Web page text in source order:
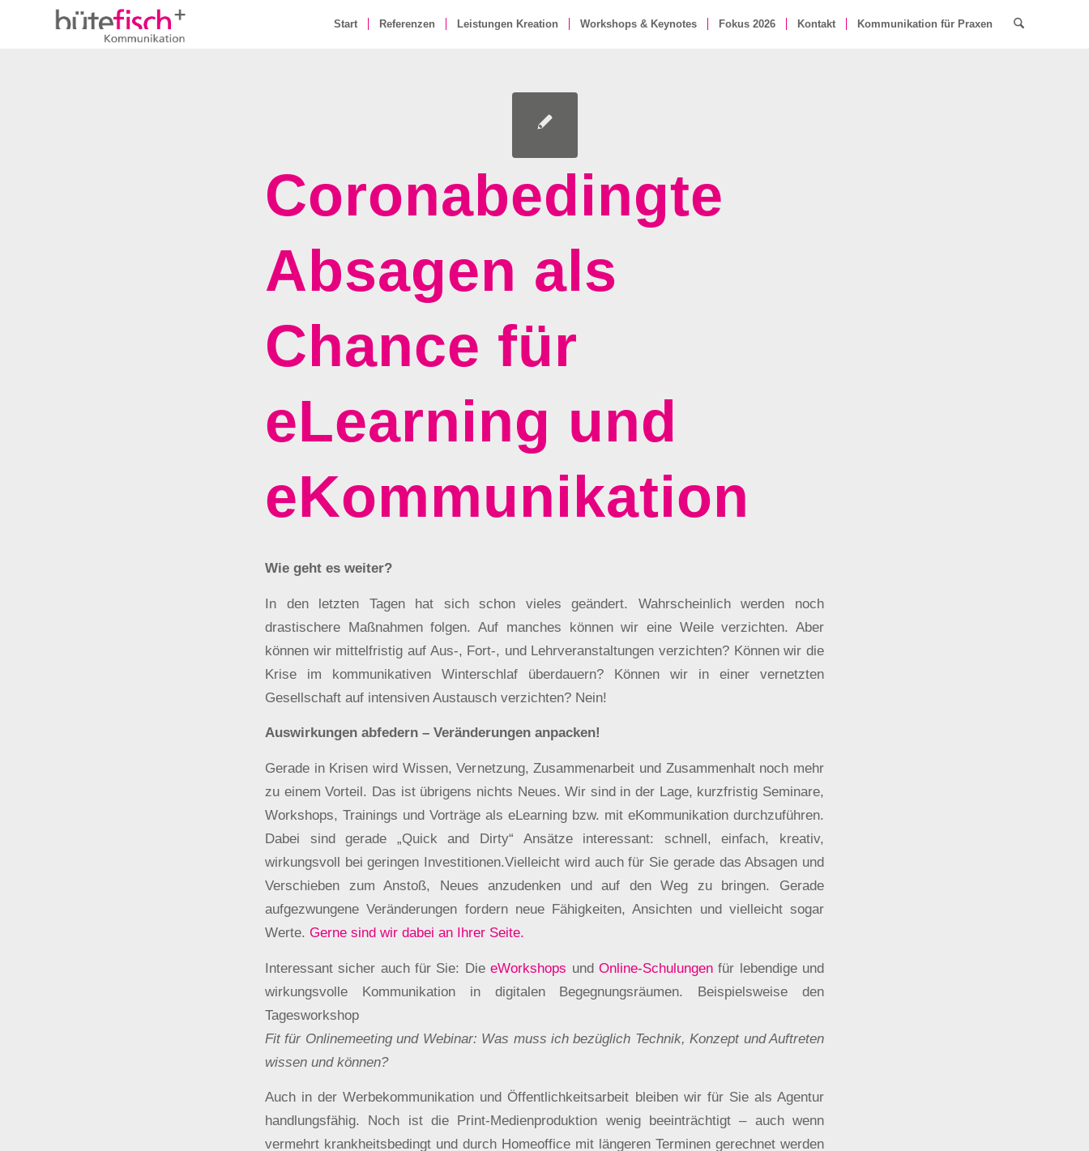
Start Referenzen Leistungen Kreation Workshops & Keynotes Fokus 2026 Kontakt Kommunikation für Praxen
Coronabedingte
Absagen als
Chance für
eLearning und
eKommunikation
Wie geht es weiter?
In den letzten Tagen hat sich schon vieles geändert. Wahrscheinlich werden noch
drastischere Maßnahmen folgen. Auf manches können wir eine Weile verzichten. Aber
können wir mittelfristig auf Aus-, Fort-, und Lehrveranstaltungen verzichten? Können wir die
Krise im kommunikativen Winterschlaf überdauern? Können wir in einer vernetzten
Gesellschaft auf intensiven Austausch verzichten? Nein!
Auswirkungen abfedern – Veränderungen anpacken!
Gerade in Krisen wird Wissen, Vernetzung, Zusammenarbeit und Zusammenhalt noch mehr
zu einem Vorteil. Das ist übrigens nichts Neues. Wir sind in der Lage, kurzfristig Seminare,
Workshops, Trainings und Vorträge als eLearning bzw. mit eKommunikation durchzuführen.
Dabei sind gerade „Quick and Dirty“ Ansätze interessant: schnell, einfach, kreativ,
wirkungsvoll bei geringen Investitionen.Vielleicht wird auch für Sie gerade das Absagen und
Verschieben zum Anstoß, Neues anzudenken und auf den Weg zu bringen. Gerade
aufgezwungene Veränderungen fordern neue Fähigkeiten, Ansichten und vielleicht sogar
Werte. Gerne sind wir dabei an Ihrer Seite.
Interessant sicher auch für Sie: DieeWorkshops und Online-Schulungenfür lebendige und
wirkungsvolle Kommunikation in digitalen Begegnungsräumen. Beispielsweise den
Tagesworkshop
Fit für Onlinemeeting und Webinar: Was muss ich bezüglich Technik, Konzept und Auftreten
wissen und können?
Auch in der Werbekommunikation und Öffentlichkeitsarbeit bleiben wir für Sie als Agentur
handlungsfähig. Noch ist die Print-Medienproduktion wenig beeinträchtigt – auch wenn
vermehrt krankheitsbedingt und durch Homeoffice mit längeren Terminen gerechnet werden